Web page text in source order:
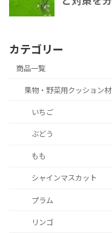
カテゴリー
商品一覧
果物・野菜用クッション材
いちご
ぶどう
もも
シャインマスカット
プラム
リンゴ